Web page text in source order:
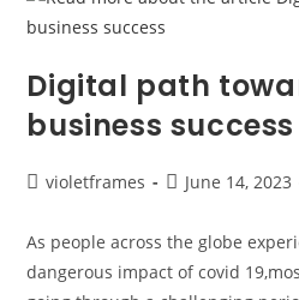
Digital path
business success
violetframes June 14, 2023
As people across the globe
dangerous impact of covid